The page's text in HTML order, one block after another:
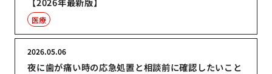
医療
夜に歯が痛い時の応急処置と相談前に確認したいこと
2026.05.06